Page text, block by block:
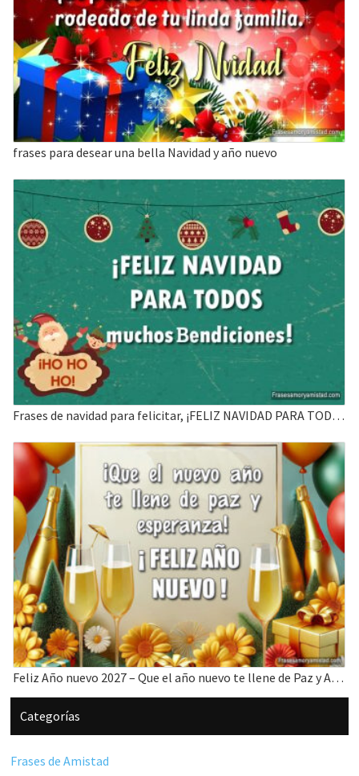
frases para desear una bella Navidad y año nuevo
Frases de navidad para felicitar, ¡FELIZ NAVIDAD PARA TODOS muchos Bendiciones!
Feliz Año nuevo 2027 – Que el año nuevo te llene de Paz y Amor
Barra
lateral
principal
Categorías
Frases de Amistad